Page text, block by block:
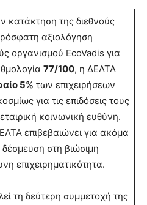
κατάκτηση της διεθνούς
αξιολόγηση
οργανισμού EcoVadis για
77/100, η ΔΕΛΤΑ
5% των επιχειρήσεων
για τις επιδόσεις τους
κοινωνική ευθύνη.
επιβεβαιώνει για ακόμα
στη βιώσιμη
επιχειρηματικότητα.
τη δεύτερη συμμετοχή της